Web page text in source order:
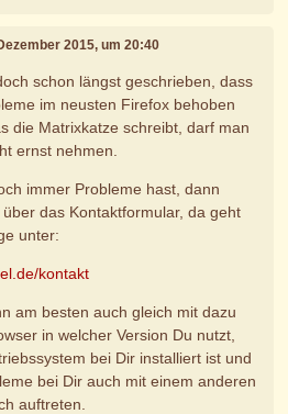
2015, um 20:40
schon längst geschrieben, dass
im neusten Firefox behoben
die Matrixkatze schreibt, darf man
ernst nehmen.
immer Probleme hast, dann
das Kontaktformular, da geht
unter:
kontakt
am besten auch gleich mit dazu
in welcher Version Du nutzt,
bei Dir installiert ist und
bei Dir auch mit einem anderen
auftreten.